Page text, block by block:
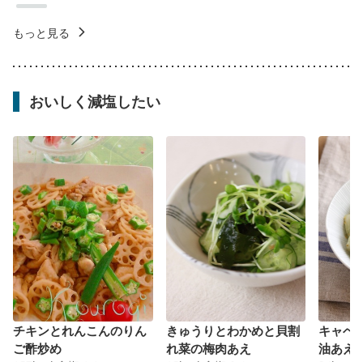
もっと見る
おいしく減塩したい
チキンとれんこんのりん
ご酢炒め
きゅうりとわかめと貝割
れ菜の梅肉あえ
キャベ
油あえ